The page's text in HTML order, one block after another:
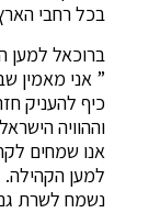
בכל רחבי
ברוכאל למען
” אני מאמין
כיף להעניק
וההוויה
אנו שמחים
למען הקהילה.
נשמח לשרת